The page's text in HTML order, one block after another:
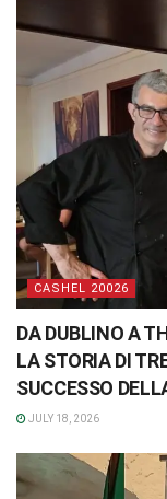
CASHEL 20026
DA DUBLINO A
LA STORIA DI
SUCCESSO
JULY 18, 2026